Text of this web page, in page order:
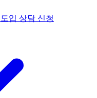
도입 상담 신청